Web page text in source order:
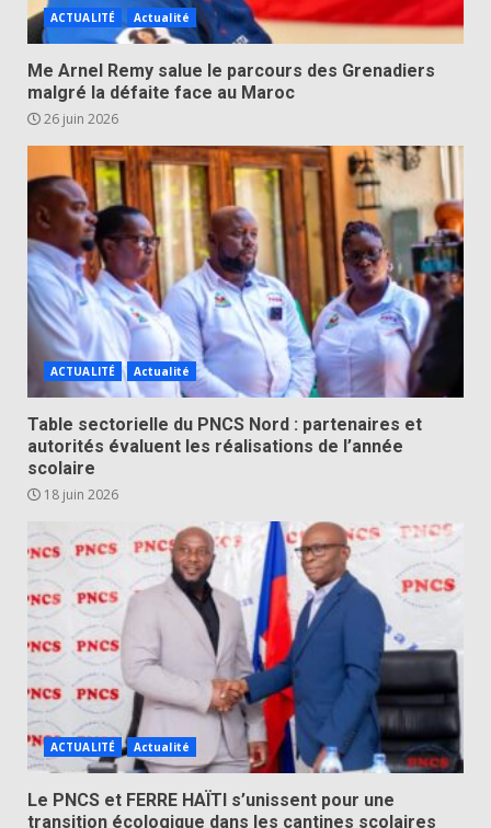
ACTUALITÉ Actualité
Me Arnel Remy salue le parcours des Grenadiers
malgré la défaite face au Maroc
26 juin 2026
ACTUALITÉ Actualité
Table sectorielle du PNCS Nord : partenaires et
autorités évaluent les réalisations de l’année
scolaire
18 juin 2026
ACTUALITÉ Actualité
Le PNCS et FERRE HAÏTI s’unissent pour une
transition écologique dans les cantines scolaires